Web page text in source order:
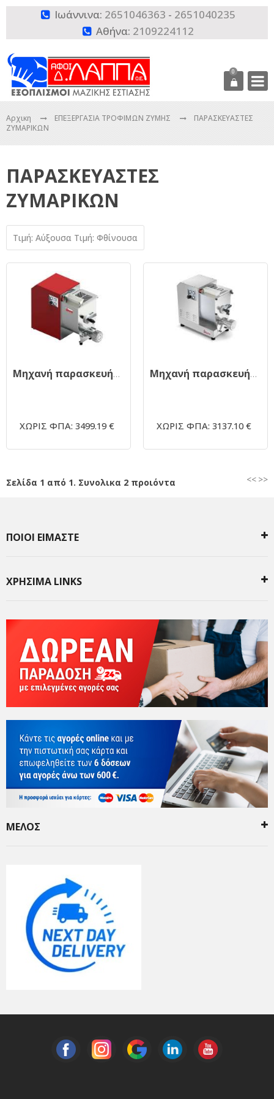
 Ιωάννινα: 2651046363 - 2651040235
 Αθήνα: 2109224112
0
Αρχικη ΕΠΕΞΕΡΓΑΣΙΑ ΤΡΟΦΙΜΩΝ ΖΥΜΗΣ
ΠΑΡΑΣΚΕΥΑΣΤΕΣ
ΖΥΜΑΡΙΚΩΝ
ΠΑΡΑΣΚΕΥΑΣΤΕΣ
ΖΥΜΑΡΙΚΩΝ
Τιμή: Αύξουσα Τιμή: Φθίνουσα
Μηχανή παρασκευής ζυμαρικών CONCERTO 5 ROSSA
ΧΩΡΙΣ ΦΠΑ: 3499.19 €
Μηχανή παρασκευής ζυμαρικών με αποσπώμενο κάδο CONCERTO 5 EC
ΧΩΡΙΣ ΦΠΑ: 3137.10 €
Σελίδα 1 από 1. Συνολικα 2 προιόντα << >>
ΠΟΙΟΙ ΕΙΜΑΣΤΕ
ΧΡΗΣΙΜΑ LINKS
ΜΕΛΟΣ